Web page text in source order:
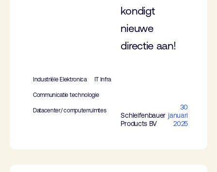
kondigt
nieuwe
directie aan!
Industriële Elektronica IT Infra
Communicatie technologie
Datacenter/ computerruimtes
Schleifenbauer
Products BV
30
januari
2025